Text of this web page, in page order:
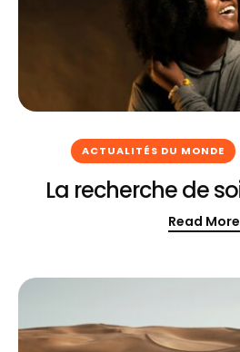
ACTUALITÉS DU MONDE
La recherche de
Read More